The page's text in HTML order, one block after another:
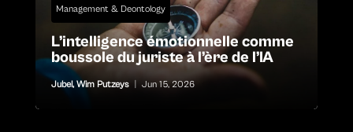
Management & Deontology
L’intelligence émotionnelle comme
boussole du juriste à l’ère de l’IA
Jubel, Wim Putzeys Jun 15, 2026